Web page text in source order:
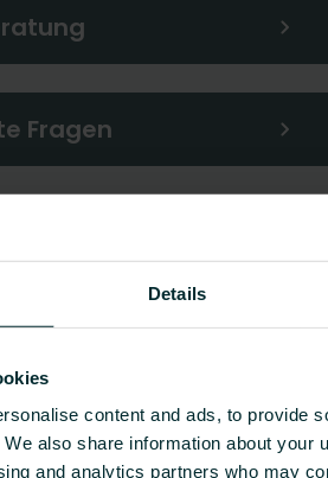
Details
content and ads, to provide
also share information about your
and analytics partners who may
Fragen